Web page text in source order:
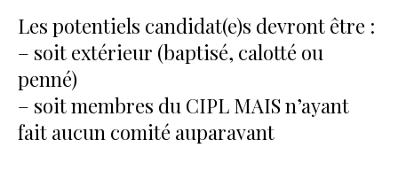
Les potentiels candidat(e)s devront être :
– soit extérieur (baptisé, calotté ou
penné)
– soit membres du CIPL MAIS n’ayant
fait aucun comité auparavant